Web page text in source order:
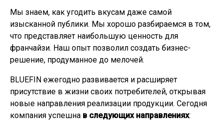
Мы знаем, как угодить вкусам даже самой
изысканной публики. Мы хорошо разбираемся в том,
что представляет наибольшую ценность для
франчайзи. Наш опыт позволил создать бизнес-
решение, продуманное до мелочей.
BLUEFIN ежегодно развивается и расширяет
присутствие в жизни своих потребителей, открывая
новые направления реализации продукции. Сегодня
компания успешна в следующих направлениях: